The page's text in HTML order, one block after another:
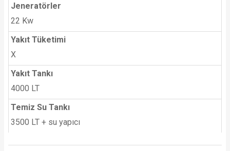
Jeneratörler
22 Kw
Yakıt Tüketimi
X
Yakıt Tankı
4000 LT
Temiz Su Tankı
3500 LT + su yapıcı